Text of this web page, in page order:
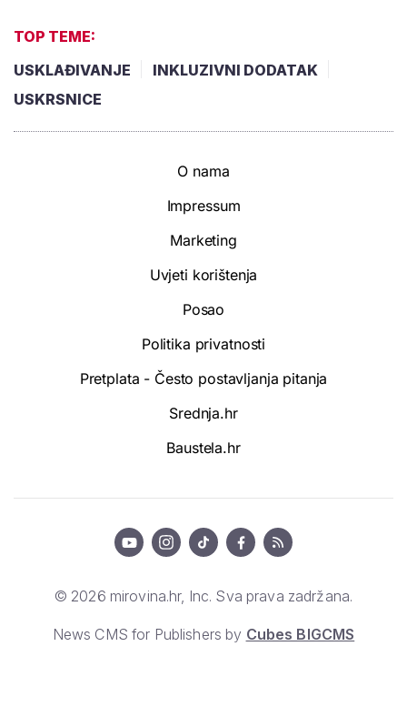
TOP TEME:
USKLAĐIVANJE
INKLUZIVNI DODATAK
USKRSNICE
O nama
Impressum
Marketing
Uvjeti korištenja
Posao
Politika privatnosti
Pretplata - Često postavljanja pitanja
Srednja.hr
Baustela.hr
© 2026 mirovina.hr, Inc. Sva prava zadržana.
News CMS for Publishers by Cubes BIGCMS